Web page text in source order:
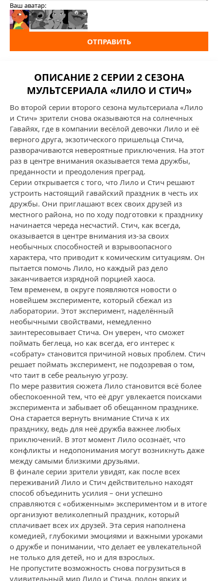
Ваш аватар:
ОТПРАВИТЬ
ОПИСАНИЕ 2 СЕРИИ 2 СЕЗОНА
МУЛЬТСЕРИАЛА «ЛИЛО И СТИЧ»
Во второй серии второго сезона мультсериала «Лило
и Стич» зрители снова оказываются на солнечных
Гавайях, где в компании весёлой девочки Лило и её
верного друга, экзотического пришельца Стича,
разворачиваются невероятные приключения. На этот
раз в центре внимания оказывается тема дружбы,
преданности и преодоления преград.
Серии открывается с того, что Лило и Стич решают
устроить настоящий гавайский праздник в честь их
дружбы. Они приглашают всех своих друзей из
местного района, но по ходу подготовки к празднику
начинается череда несчастий. Стич, как всегда,
оказывается в центре внимания из-за своих
необычных способностей и взрывоопасного
характера, что приводит к комическим ситуациям. Он
пытается помочь Лило, но каждый раз дело
заканчивается изрядной порцией хаоса.
Тем временем, в округе появляются новости о
новейшем эксперименте, который сбежал из
лаборатории. Этот эксперимент, наделённый
необычными свойствами, немедленно
заинтересовывает Стича. Он уверен, что сможет
поймать беглеца, но как всегда, его интерес к
«собрату» становится причиной новых проблем. Стич
решает поймать эксперимент, не подозревая о том,
что таит в себе реальную угрозу.
По мере развития сюжета Лило становится всё более
обеспокоенной тем, что её друг увлекается поисками
эксперимента и забывает об обещанном празднике.
Она старается вернуть внимание Стича к их
празднику, ведь для неё дружба важнее любых
приключений. В этот момент Лило осознаёт, что
конфликты и недопонимания могут возникнуть даже
между самыми близкими друзьями.
В финале серии зрители увидят, как после всех
переживаний Лило и Стич действительно находят
способ объединить усилия – они успешно
справляются с «обиженным» экспериментом и в итоге
организуют великолепный праздник, который
сплачивает всех их друзей. Эта серия наполнена
комедией, глубокими эмоциями и важными уроками
о дружбе и понимании, что делает ее увлекательной
не только для детей, но и для взрослых.
Не пропустите возможность снова погрузиться в
удивительный мир Лило и Стича, полон ярких и